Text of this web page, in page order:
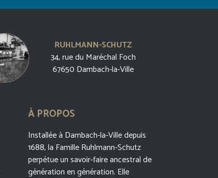
RUHLMANN-SCHUTZ
34, rue du Maréchal Foch
67650 Dambach-la-Ville
À PROPOS
Installée à Dambach-la-Ville depuis
1688, la Famille Ruhlmann-Schutz
perpétue un savoir-faire ancestral de
génération en génération. Elle